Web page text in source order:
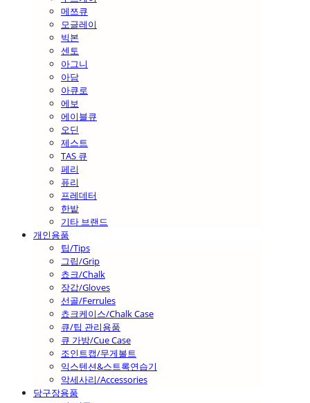
메쯔큐
모글레이
빅본
센토
아그니
아담
아큐로
에보
에이블큐
오딘
제스트
TAS 큐
페리
퓨리
프레데터
한밭
기타 브랜드
개인용품
팁/Tips
그립/Grip
쵸크/Chalk
장갑/Gloves
선골/Ferrules
쵸크케이스/Chalk Case
큐/팁 관리용품
큐 가방/Cue Case
조인트캡/무게볼트
익스텐션&스트록연습기
악세사리/Accessories
당구장용품